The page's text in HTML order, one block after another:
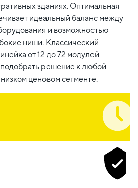
зданиях. Оптимальная
идеальный баланс между
и возможностью
ниши. Классический
от 12 до 72 модулей
подобрать решение к любой
ценовом сегменте.